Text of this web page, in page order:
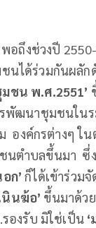
อถึงช่วงปี
นได้ร่วมกันผลัก
ชน พ.ศ.2551’
รพัฒนาชุมชนใน
องค์กรต่างๆ ใน
นตำบลขึ้นมา ซึ่ง
ก’ ก็ได้เข้าร่วมจั
นฆ้อ’ ขึ้นมาด้ว
องรับ มิใช่เป็น